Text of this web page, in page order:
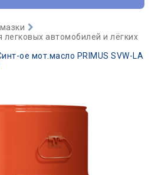
автомобилей и лёгких
ое мот.масло PRIMUS SVW-LA